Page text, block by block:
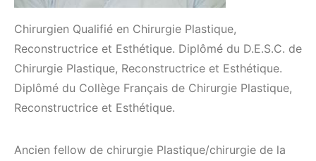
Chirurgien Qualifié en Chirurgie Plastique,
Reconstructrice et Esthétique. Diplômé du D.E.S.C. de
Chirurgie Plastique, Reconstructrice et Esthétique.
Diplômé du Collège Français de Chirurgie Plastique,
Reconstructrice et Esthétique.
Ancien fellow de chirurgie Plastique/chirurgie de la